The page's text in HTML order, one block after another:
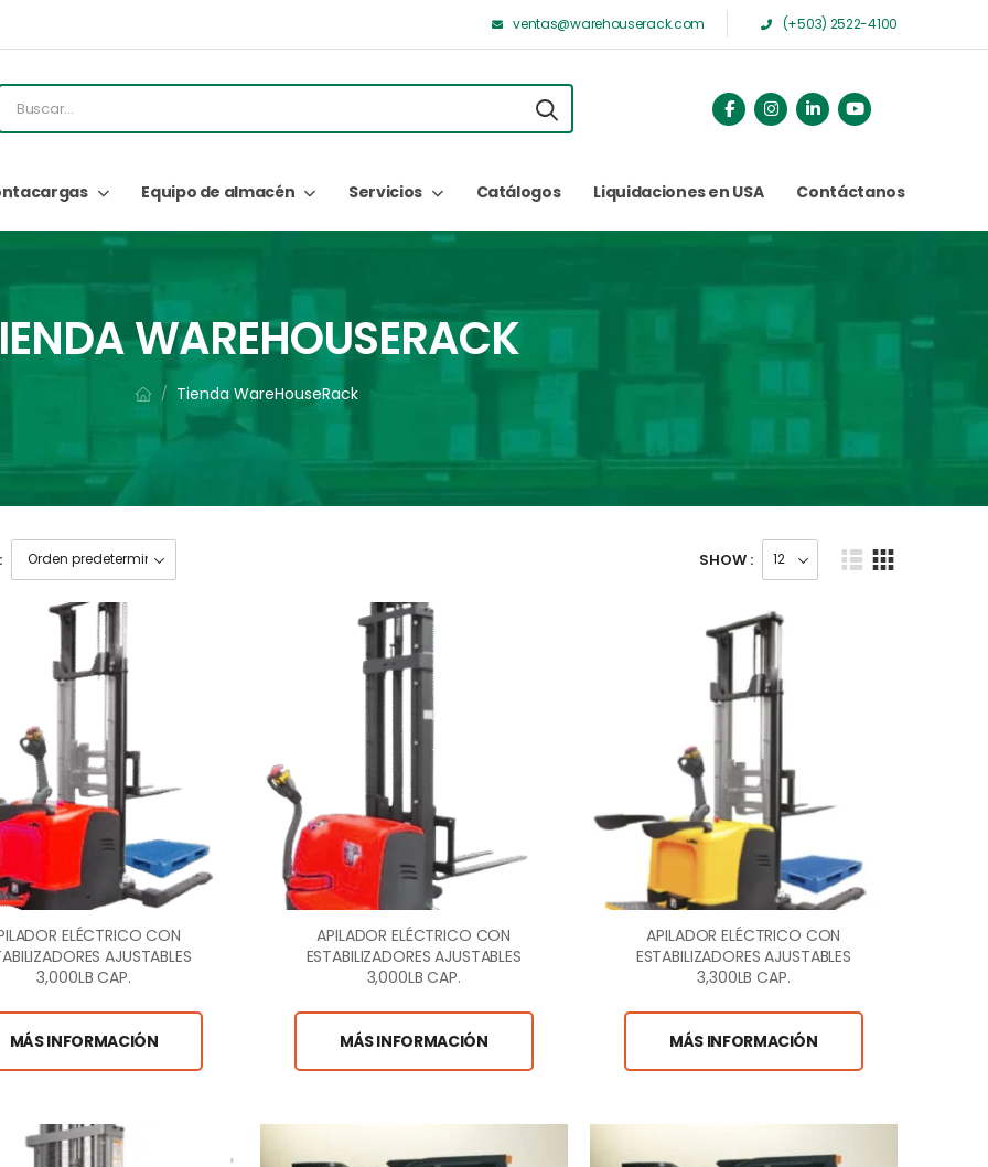
ventas@warehouserack.com (+503) 2522-4100
Equipo de almacén Servicios Catálogos Liquidaciones en USA Contáctanos
WAREHOUSERACK
/ Tienda WareHouseRack
SHOW :
ELÉCTRICO CON
AJUSTABLES
3,000LB CAP.
MÁS INFORMACIÓN
APILADOR ELÉCTRICO CON
ESTABILIZADORES AJUSTABLES
3,000LB CAP.
MÁS INFORMACIÓN
APILADOR ELÉCTRICO CON
ESTABILIZADORES AJUSTABLES
3,300LB CAP.
MÁS INFORMACIÓN